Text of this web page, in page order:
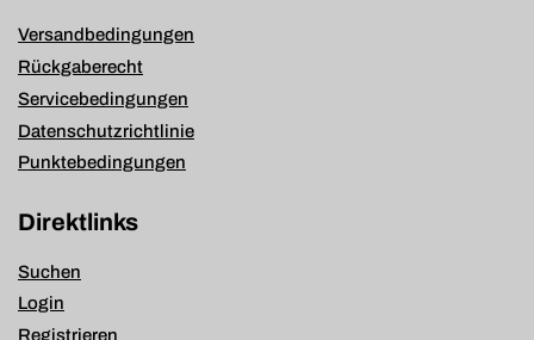
Versandbedingungen
Rückgaberecht
Servicebedingungen
Datenschutzrichtlinie
Punktebedingungen
Direktlinks
Suchen
Login
Registrieren